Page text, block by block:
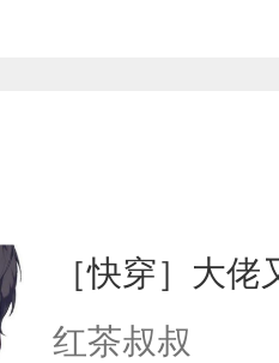
流！
［快穿］大
红茶叔叔